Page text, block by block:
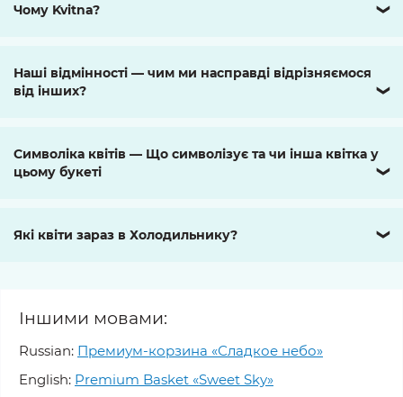
Чому Kvitna? ❯
Наші відмінності — чим ми насправді відрізняємося
від інших?
❯
Символіка квітів — Що символізує та чи інша квітка у
цьому букеті
❯
Які квіти зараз в Холодильнику? ❯
Іншими мовами:
Russian: Премиум-корзина «Сладкое небо»
English: Premium Basket «Sweet Sky»